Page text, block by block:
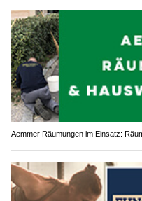
Aemmer Räumungen im Einsatz: